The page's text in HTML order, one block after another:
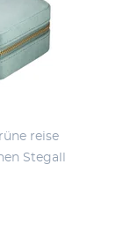
reise
Stegall